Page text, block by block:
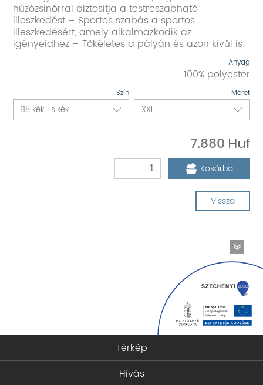
húzózsinórral biztosítja a testreszabható
illeszkedést – Sportos szabás a sportos
illeszkedésért, amely alkalmazkodik az
igényeidhez – Tökéletes a pályán és azon kívül is
Szín Méret
Anyag
100% polyester
7.880
Kosárba
Vissza
Térkép
Hívás